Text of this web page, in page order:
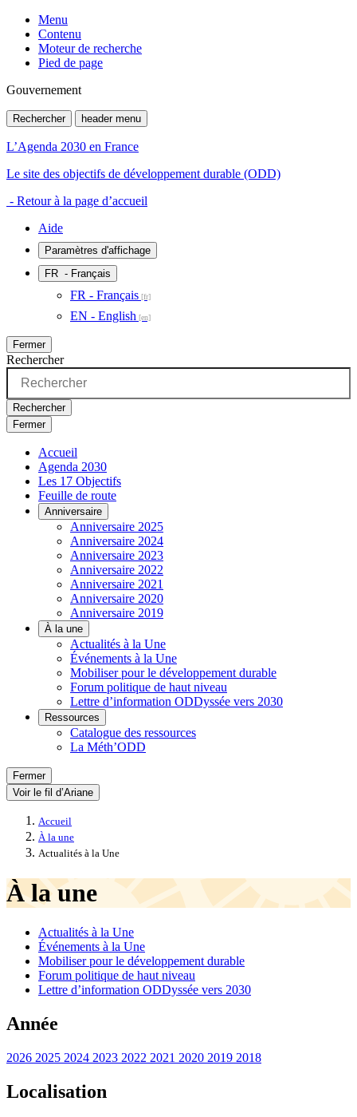
Menu
Contenu
Moteur de recherche
Pied de page
Gouvernement
Rechercher header menu
L’Agenda 2030 en France
Le site des objectifs de développement durable (ODD)
- Retour à la page d’accueil
Aide
Paramètres d'affichage
FR - Français
FR - Français
EN - English
Fermer
Rechercher
Rechercher
Fermer
Accueil
Agenda 2030
Les 17 Objectifs
Feuille de route
Anniversaire
Anniversaire 2025
Anniversaire 2024
Anniversaire 2023
Anniversaire 2022
Anniversaire 2021
Anniversaire 2020
Anniversaire 2019
À la une
Actualités à la Une
Événements à la Une
Mobiliser pour le développement durable
Forum politique de haut niveau
Lettre d’information ODDyssée vers 2030
Ressources
Catalogue des ressources
La Méth’ODD
Fermer
Voir le fil d’Ariane
Accueil
À la une
Actualités à la Une
À la une
Actualités à la Une
Événements à la Une
Mobiliser pour le développement durable
Forum politique de haut niveau
Lettre d’information ODDyssée vers 2030
Année
2026 2025 2024 2023 2022 2021 2020 2019 2018
Localisation